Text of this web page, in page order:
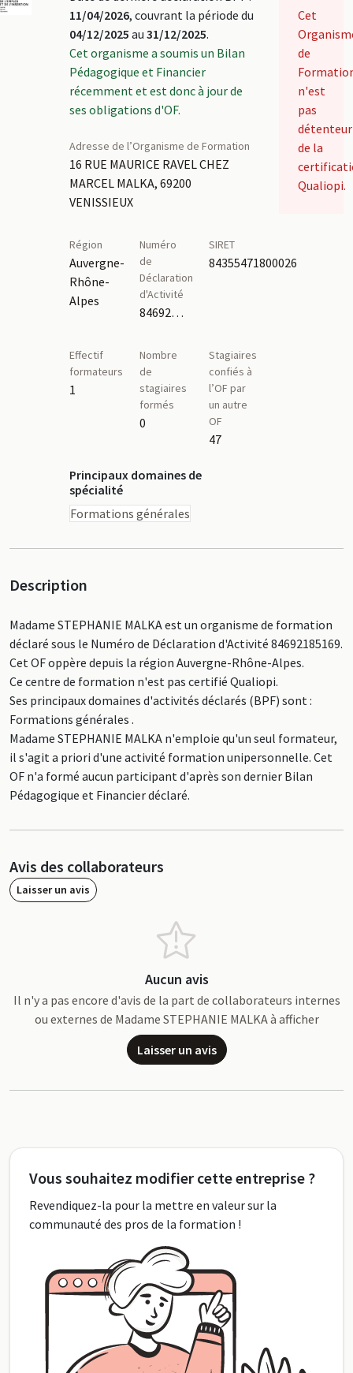
11/04/2026, couvrant la période du
04/12/2025 au 31/12/2025.
Cet organisme a soumis un Bilan
Pédagogique et Financier
récemment et est donc à jour de
ses obligations d'OF.
Adresse de l’Organisme de Formation
16 RUE MAURICE RAVEL CHEZ
MARCEL MALKA, 69200
VENISSIEUX
Région
Auvergne-
Rhône-
Alpes
Numéro
de
Déclaration
d'Activité
84692185169
SIRET
84355471800026
Effectif
formateurs
1
Nombre
de
stagiaires
formés
0
Stagiaires
confiés à
l’OF par
un autre
OF
47
Principaux domaines de
spécialité
Formations générales
Cet
de
n'est
pas
détenteur
de la
Qualiopi.
Description
Madame STEPHANIE MALKA est un organisme de formation
déclaré sous le Numéro de Déclaration d'Activité 84692185169.
Cet OF oppère depuis la région Auvergne-Rhône-Alpes.
Ce centre de formation n'est pas certifié Qualiopi.
Ses principaux domaines d'activités déclarés (BPF) sont :
Formations générales .
Madame STEPHANIE MALKA n'emploie qu'un seul formateur,
il s'agit a priori d'une activité formation unipersonnelle. Cet
OF n'a formé aucun participant d'après son dernier Bilan
Pédagogique et Financier déclaré.
Avis des collaborateurs
Laisser un avis
Aucun avis
Il n'y a pas encore d'avis de la part de collaborateurs internes
ou externes de Madame STEPHANIE MALKA à afficher
Laisser un avis
Vous souhaitez modifier cette entreprise ?
Revendiquez-la pour la mettre en valeur sur la
communauté des pros de la formation !